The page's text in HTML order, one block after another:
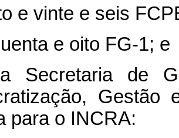
e vinte e seis
e oito FG-1; e
Secretaria de
para o INCRA: